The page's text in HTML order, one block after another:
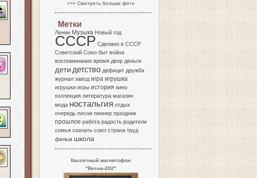
>>> Смотреть больше фото
Метки
Ленин Музыка Новый год
СССР Сделано в СССР
Советский Союз быт война
воспоминания время двор деньги
дети детство дефицит дружба
журнал завод игра игрушка
игрушки игры история кино
коллекция литература магазин
мода ностальгия отдых
очередь песни пионер праздник
прошлое работа радость родители
семья скачать союз страна труд
фильм школа
Кассетный магнитофон
"Весна-202"